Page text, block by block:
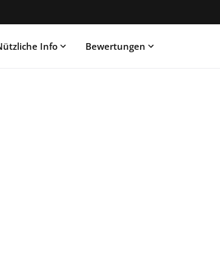
Info Bewertungen